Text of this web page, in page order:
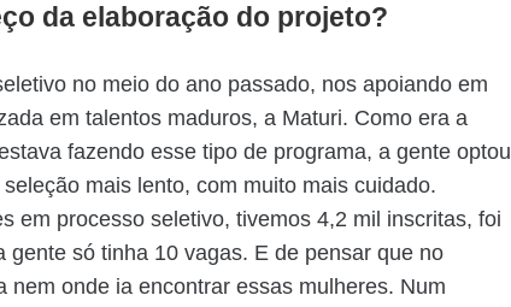
da elaboração do projeto?
no meio do ano passado, nos apoiando em
em talentos maduros, a Maturi. Como era a
fazendo esse tipo de programa, a gente optou
mais lento, com muito mais cuidado.
em processo seletivo, tivemos 4,2 mil inscritas, foi
gente só tinha 10 vagas. E de pensar que no
nem onde ia encontrar essas mulheres. Num